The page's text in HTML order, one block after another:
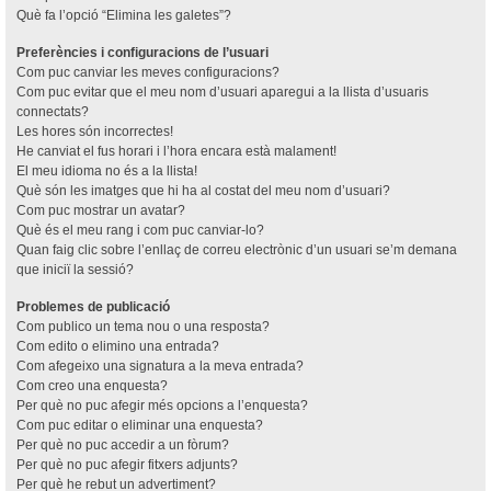
Què fa l’opció “Elimina les galetes”?
Preferències i configuracions de l’usuari
Com puc canviar les meves configuracions?
Com puc evitar que el meu nom d’usuari aparegui a la llista d’usuaris
connectats?
Les hores són incorrectes!
He canviat el fus horari i l’hora encara està malament!
El meu idioma no és a la llista!
Què són les imatges que hi ha al costat del meu nom d’usuari?
Com puc mostrar un avatar?
Què és el meu rang i com puc canviar-lo?
Quan faig clic sobre l’enllaç de correu electrònic d’un usuari se’m demana
que iniciï la sessió?
Problemes de publicació
Com publico un tema nou o una resposta?
Com edito o elimino una entrada?
Com afegeixo una signatura a la meva entrada?
Com creo una enquesta?
Per què no puc afegir més opcions a l’enquesta?
Com puc editar o eliminar una enquesta?
Per què no puc accedir a un fòrum?
Per què no puc afegir fitxers adjunts?
Per què he rebut un advertiment?